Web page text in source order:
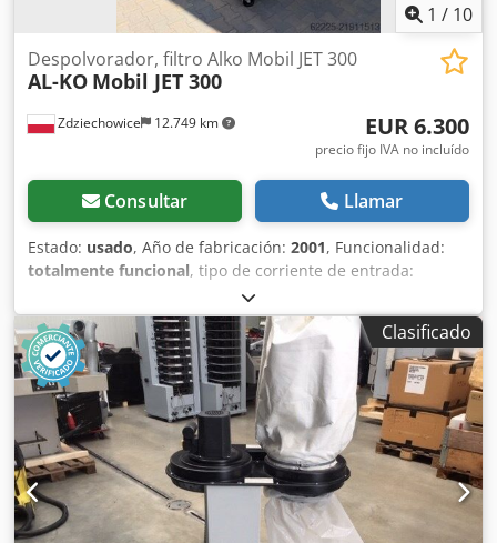
1 / 10
Zdziechowice 12.749 km
Despolvorador, filtro Alko Mobil JET 300
AL-KO Mobil JET 300
EUR 6.300
precio fijo IVA no incluído
Consultar Llamar
Estado: usado, Año de fabricación: 2001, Funcionalidad:
totalmente funcional, tipo de corriente de entrada:
, capacidad de aspiración:
del colector de admisión:300 mm, superficie filtrante:31
m², Extractor de polvo, extractor de virutas, filtro
autolimpiante, de vacío, neumático ALKO MOBIL JET 300 El
filtro se limpia neumáticamente con impulsos de aire
comprimido durante el funcionamiento, lo que garantiza
una alta eficiencia del dispositivo. El ventilador está
situado en el lado limpio, minimizando el riesgo de
explosión. El equipo dispone, además, de un sistema de
protección contra incendios. Dcedpfxsy Rz T Ho Al Sok
Ideal para lijadoras de banda ancha y todo tipo de polvos
Clasificado